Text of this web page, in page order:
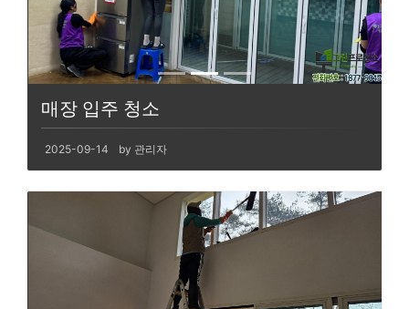
매장 입주 청소
2025-09-14 by 관리자